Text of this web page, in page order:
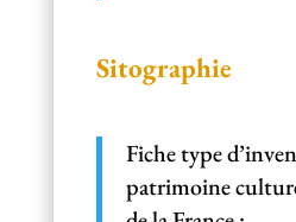
Sitographie
Fiche type
patrimoine